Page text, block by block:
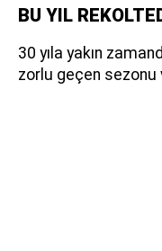
BU YIL
30 yıla yakın
zorlu geçen sezonu